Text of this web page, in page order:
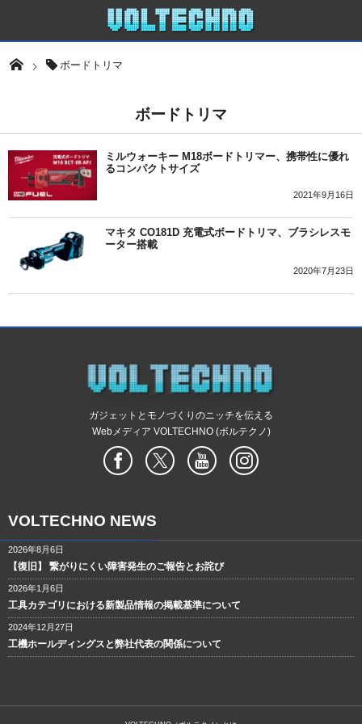
ボードトリマ
ボードトリマ
ミルウォーキー M18ボードトリマー、携帯性に優れ
るコンパクトサイズ
2021年9月16日
マキタ CO181D 充電式ボードトリマ、ブラシレスモ
ーター搭載
2020年7月23日
ガジェットとモノづくりのニッチを伝える
Webメディア VOLTECHNO (ボルテクノ)
VOLTECHNO NEWS
2026年8月6日
【復旧】 繋がりにくい障害発生のご報告とお詫び
2026年1月6日
工具カテゴリにおける新製品情報の掲載基準について
2024年12月27日
工機ホールディングスと弊社代表の関係について